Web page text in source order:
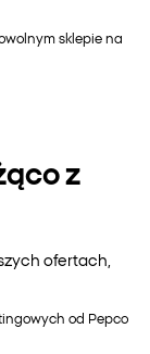
sklepie na
z
ofertach,
od Pepco